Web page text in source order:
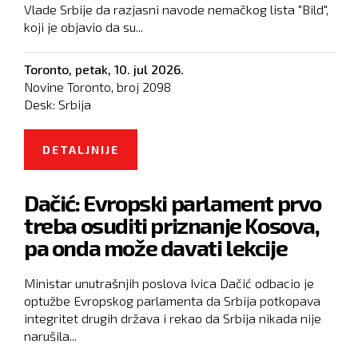
Vlade Srbije da razjasni navode nemačkog lista "Bild",
koji je objavio da su...
Toronto, petak, 10. jul 2026.
Novine Toronto, broj 2098
Desk: Srbija
DETALJNIJE
HAPŠENJU RUSKIH AGENATA
Dačić: Evropski parlament prvo
treba osuditi priznanje Kosova,
pa onda može davati lekcije
Ministar unutrašnjih poslova Ivica Dačić odbacio je
optužbe Evropskog parlamenta da Srbija potkopava
integritet drugih država i rekao da Srbija nikada nije
narušila...